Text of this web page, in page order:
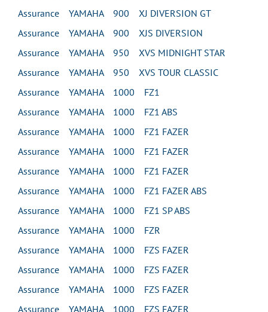
Assurance YAMAHA 900 XJ DIVERSION GT
Assurance YAMAHA 900 XJS DIVERSION
Assurance YAMAHA 950 XVS MIDNIGHT STAR
Assurance YAMAHA 950 XVS TOUR CLASSIC
Assurance YAMAHA 1000 FZ1
Assurance YAMAHA 1000 FZ1 ABS
Assurance YAMAHA 1000 FZ1 FAZER
Assurance YAMAHA 1000 FZ1 FAZER
Assurance YAMAHA 1000 FZ1 FAZER
Assurance YAMAHA 1000 FZ1 FAZER ABS
Assurance YAMAHA 1000 FZ1 SP ABS
Assurance YAMAHA 1000 FZR
Assurance YAMAHA 1000 FZS FAZER
Assurance YAMAHA 1000 FZS FAZER
Assurance YAMAHA 1000 FZS FAZER
Assurance YAMAHA 1000 FZS FAZER